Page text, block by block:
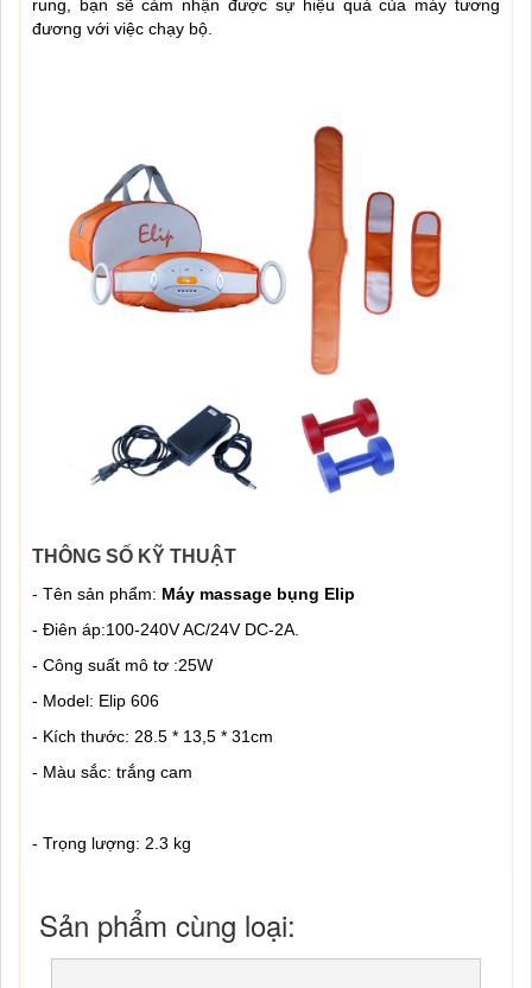
rung, bạn sẽ cảm nhận được sự hiệu quả của máy tương
đương với việc chạy bộ.
THÔNG SỐ KỸ THUẬT
- Tên sản phẩm: Máy massage bụng Elip
- Điên áp:100-240V AC/24V DC-2A.
- Công suất mô tơ :25W
- Model: Elip 606
- Kích thước: 28.5 * 13,5 * 31cm
- Màu sắc: trắng cam
- Trọng lượng: 2.3 kg
Sản phẩm cùng loại: